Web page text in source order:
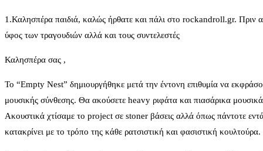
1.Καλησπέρα παιδιά, καλώς ήρθατε και πάλι στο rockandroll.gr. Πριν
ύφος των τραγουδιών αλλά και τους συντελεστές
Καλησπέρα σας ,
To “Empty Nest” δημιουργήθηκε μετά την έντονη επιθυμία να
μουσικής σύνθεσης. Θα ακούσετε heavy ριφάτα και πιασάρικα
Ακουστικά χτίσαμε το project σε stoner βάσεις αλλά όπως πάντοτε
κατακρίνει με το τρόπο της κάθε ρατσιστική και φασιστική κουλτούρα.